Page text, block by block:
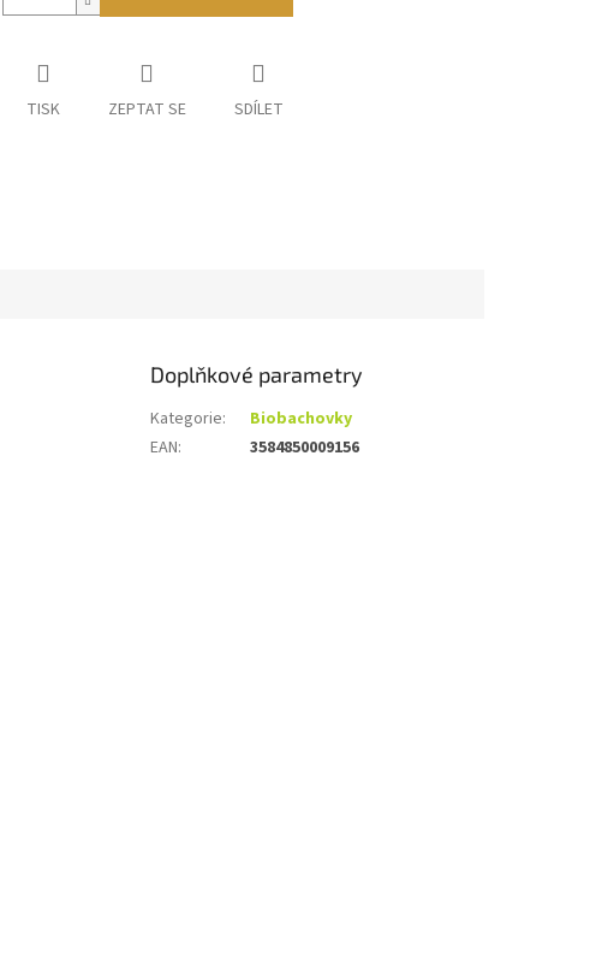
TISK ZEPTAT SE SDÍLET
Doplňkové parametry
Kategorie:
Biobachovky
EAN: 3584850009156